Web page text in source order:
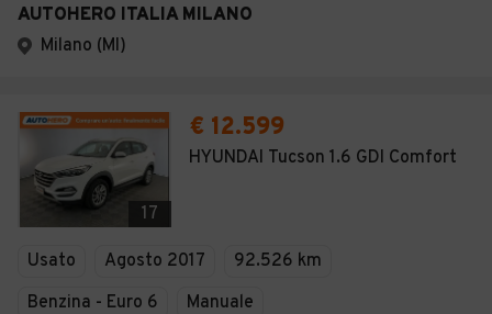
AUTOHERO ITALIA MILANO
Milano (MI)
17
€ 12.599
HYUNDAI Tucson 1.6 GDI Comfort
Usato Agosto 2017
92.526 km
Benzina - Euro 6
Manuale